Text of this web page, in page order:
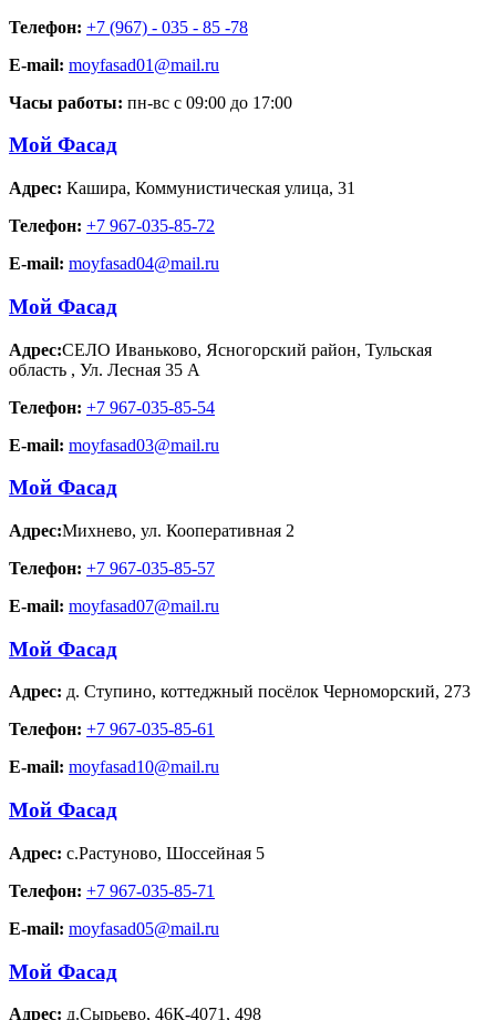
Телефон: +7 (967) - 035 - 85 -78
E-mail: moyfasad01@mail.ru
Часы работы: пн-вс с 09:00 до 17:00
Мой Фасад
Адрес: Кашира, Коммунистическая улица, 31
Телефон: +7 967-035-85-72
E-mail: moyfasad04@mail.ru
Мой Фасад
Адрес:СЕЛО Иваньково, Ясногорский район, Тульская
область , Ул. Лесная 35 А
Телефон: +7 967-035-85-54
E-mail: moyfasad03@mail.ru
Мой Фасад
Адрес:Михнево, ул. Кооперативная 2
Телефон: +7 967-035-85-57
E-mail: moyfasad07@mail.ru
Мой Фасад
Адрес: д. Ступино, коттеджный посёлок Черноморский, 273
Телефон: +7 967-035-85-61
E-mail: moyfasad10@mail.ru
Мой Фасад
Адрес: с.Растуново, Шоссейная 5
Телефон: +7 967-035-85-71
E-mail: moyfasad05@mail.ru
Мой Фасад
Адрес: д.Сырьево, 46К-4071, 498